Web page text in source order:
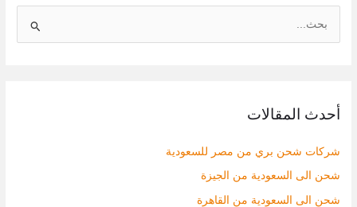
ث
ن
:
أحدث المقالات
شركات شحن بري من مصر للسعودية
شحن الى السعودية من الجيزة
شحن الى السعودية من القاهرة